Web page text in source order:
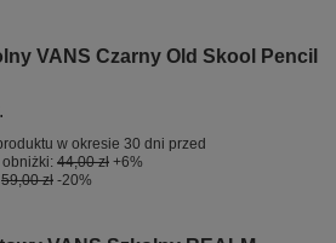
VANS Czarny Old Skool Pencil
w okresie 30 dni przed
44,00 zł +6%
59,00 zł -20%